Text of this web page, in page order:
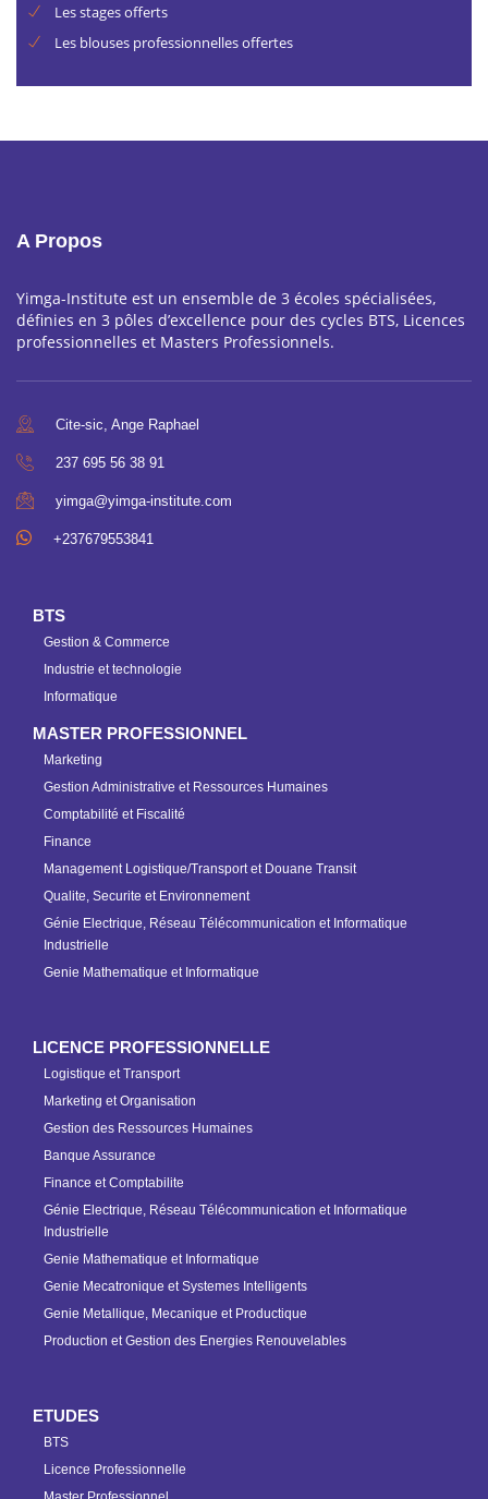
Les stages offerts
Les blouses professionnelles offertes
A Propos
Yimga-Institute est un ensemble de 3 écoles spécialisées,
définies en 3 pôles d’excellence pour des cycles BTS, Licences
professionnelles et Masters Professionnels.
Cite-sic, Ange Raphael
237 695 56 38 91
yimga@yimga-institute.com
+237679553841
BTS
Gestion & Commerce
Industrie et technologie
Informatique
MASTER PROFESSIONNEL
Marketing
Gestion Administrative et Ressources Humaines
Comptabilité et Fiscalité
Finance
Management Logistique/Transport et Douane Transit
Qualite, Securite et Environnement
Génie Electrique, Réseau Télécommunication et Informatique
Industrielle
Genie Mathematique et Informatique
LICENCE PROFESSIONNELLE
Logistique et Transport
Marketing et Organisation
Gestion des Ressources Humaines
Banque Assurance
Finance et Comptabilite
Génie Electrique, Réseau Télécommunication et Informatique
Industrielle
Genie Mathematique et Informatique
Genie Mecatronique et Systemes Intelligents
Genie Metallique, Mecanique et Productique
Production et Gestion des Energies Renouvelables
ETUDES
BTS
Licence Professionnelle